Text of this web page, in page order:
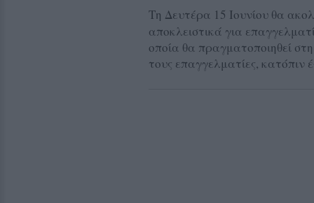
Τη Δευτέρα 15 Ιουνίου θα
αποκλειστικά για
οποία θα πραγματοποιηθεί
τους επαγγελματίες, κατόπιν